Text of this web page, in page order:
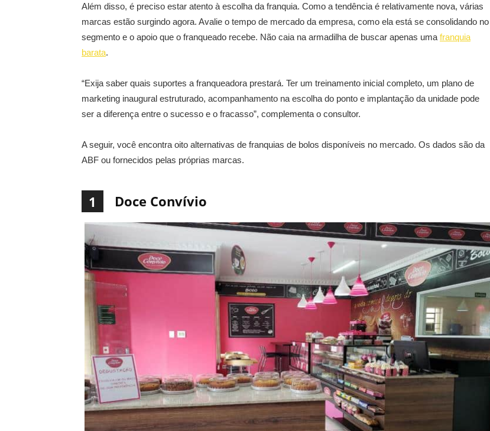
Além disso, é preciso estar atento à escolha da franquia. Como a tendência é relativamente nova, várias
marcas estão surgindo agora. Avalie o tempo de mercado da empresa, como ela está se consolidando no
segmento e o apoio que o franqueado recebe. Não caia na armadilha de buscar apenas uma franquia
barata.
“Exija saber quais suportes a franqueadora prestará. Ter um treinamento inicial completo, um plano de
marketing inaugural estruturado, acompanhamento na escolha do ponto e implantação da unidade pode
ser a diferença entre o sucesso e o fracasso”, complementa o consultor.
A seguir, você encontra oito alternativas de franquias de bolos disponíveis no mercado. Os dados são da
ABF ou fornecidos pelas próprias marcas.
1 Doce Convívio